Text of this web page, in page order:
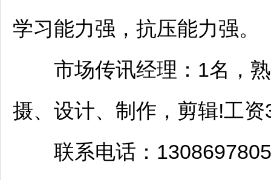
学习能力强，抗压能力强。
市场传讯经理：1名，熟
摄、设计、制作，剪辑!工
联系电话：